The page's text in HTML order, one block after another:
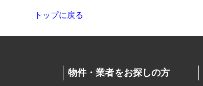
トップに戻る
物件・業者をお探しの方